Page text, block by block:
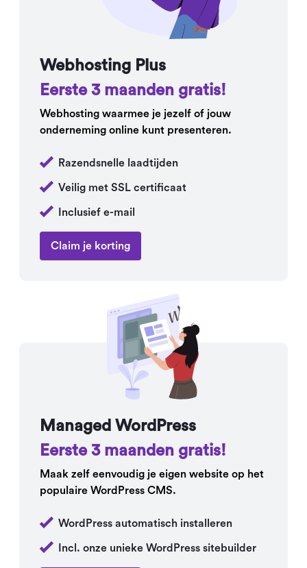
Webhosting Plus
Eerste 3 maanden gratis!
Webhosting waarmee je jezelf of jouw
onderneming online kunt presenteren.
Razendsnelle laadtijden
Veilig met SSL certificaat
Inclusief e-mail
Claim je korting
Managed WordPress
Eerste 3 maanden gratis!
Maak zelf eenvoudig je eigen website op het
populaire WordPress CMS.
WordPress automatisch installeren
Incl. onze unieke WordPress sitebuilder